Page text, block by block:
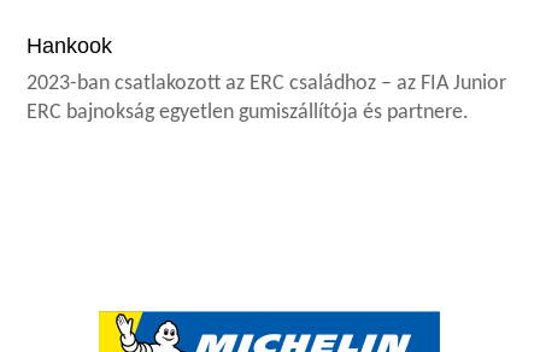
Hankook
2023-ban csatlakozott az ERC családhoz – az FIA Junior
ERC bajnokság egyetlen gumiszállítója és partnere.